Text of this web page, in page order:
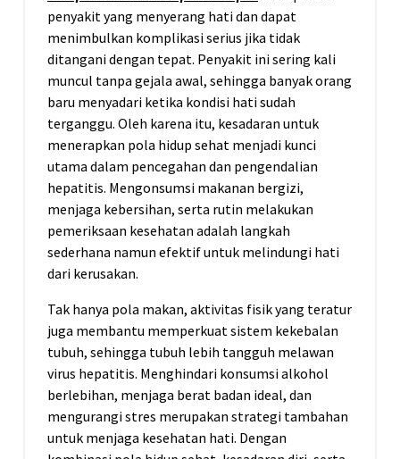
penyakit yang menyerang hati dan dapat
menimbulkan komplikasi serius jika tidak
ditangani dengan tepat. Penyakit ini sering kali
muncul tanpa gejala awal, sehingga banyak orang
baru menyadari ketika kondisi hati sudah
terganggu. Oleh karena itu, kesadaran untuk
menerapkan pola hidup sehat menjadi kunci
utama dalam pencegahan dan pengendalian
hepatitis. Mengonsumsi makanan bergizi,
menjaga kebersihan, serta rutin melakukan
pemeriksaan kesehatan adalah langkah
sederhana namun efektif untuk melindungi hati
dari kerusakan.
Tak hanya pola makan, aktivitas fisik yang teratur
juga membantu memperkuat sistem kekebalan
tubuh, sehingga tubuh lebih tangguh melawan
virus hepatitis. Menghindari konsumsi alkohol
berlebihan, menjaga berat badan ideal, dan
mengurangi stres merupakan strategi tambahan
untuk menjaga kesehatan hati. Dengan